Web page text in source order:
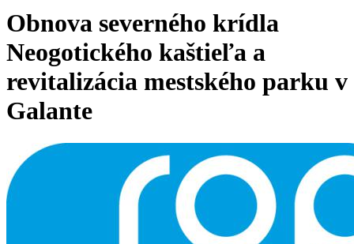
Obnova severného krídla
Neogotického kaštieľa a
revitalizácia mestského parku v
Galante